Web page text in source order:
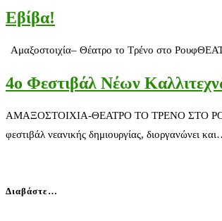
Εβίβα!
Αμαξοστοιχία– Θέατρο το Τρένο στο
4ο Φεστιβάλ Νέων
ΑΜΑΞΟΣΤΟΙΧΙΑ-ΘΕΑΤΡΟ ΤΟ ΤΡΕΝΟ ΣΤΟ ΡΟΥΦ4ο
φεστιβάλ νεανικής δημιουργίας, διοργανώνει
Διαβάστε…